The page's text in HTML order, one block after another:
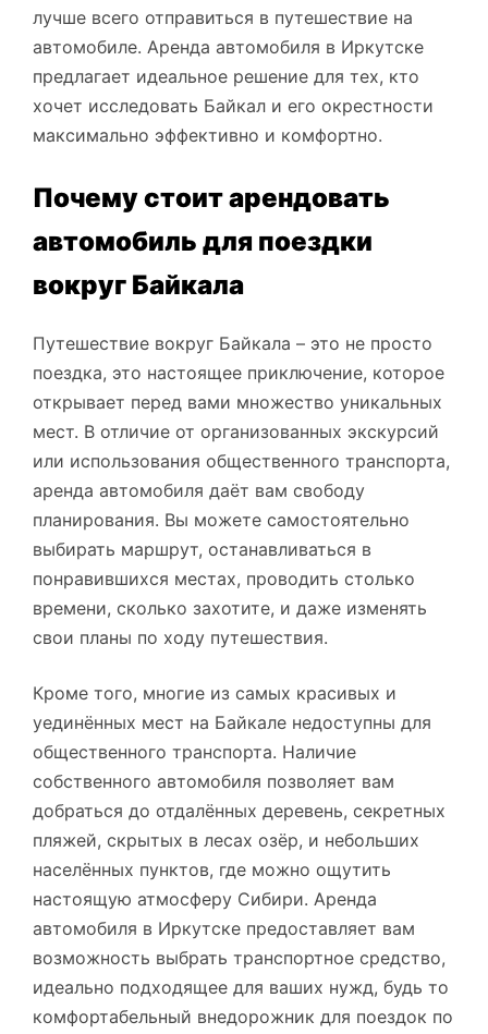
лучше всего отправиться в путешествие на
автомобиле. Аренда автомобиля в Иркутске
предлагает идеальное решение для тех, кто
хочет исследовать Байкал и его окрестности
максимально эффективно и комфортно.
Почему стоит арендовать
автомобиль для поездки
вокруг Байкала
Путешествие вокруг Байкала – это не просто
поездка, это настоящее приключение, которое
открывает перед вами множество уникальных
мест. В отличие от организованных экскурсий
или использования общественного транспорта,
аренда автомобиля даёт вам свободу
планирования. Вы можете самостоятельно
выбирать маршрут, останавливаться в
понравившихся местах, проводить столько
времени, сколько захотите, и даже изменять
свои планы по ходу путешествия.
Кроме того, многие из самых красивых и
уединённых мест на Байкале недоступны для
общественного транспорта. Наличие
собственного автомобиля позволяет вам
добраться до отдалённых деревень, секретных
пляжей, скрытых в лесах озёр, и небольших
населённых пунктов, где можно ощутить
настоящую атмосферу Сибири. Аренда
автомобиля в Иркутске предоставляет вам
возможность выбрать транспортное средство,
идеально подходящее для ваших нужд, будь то
комфортабельный внедорожник для поездок по